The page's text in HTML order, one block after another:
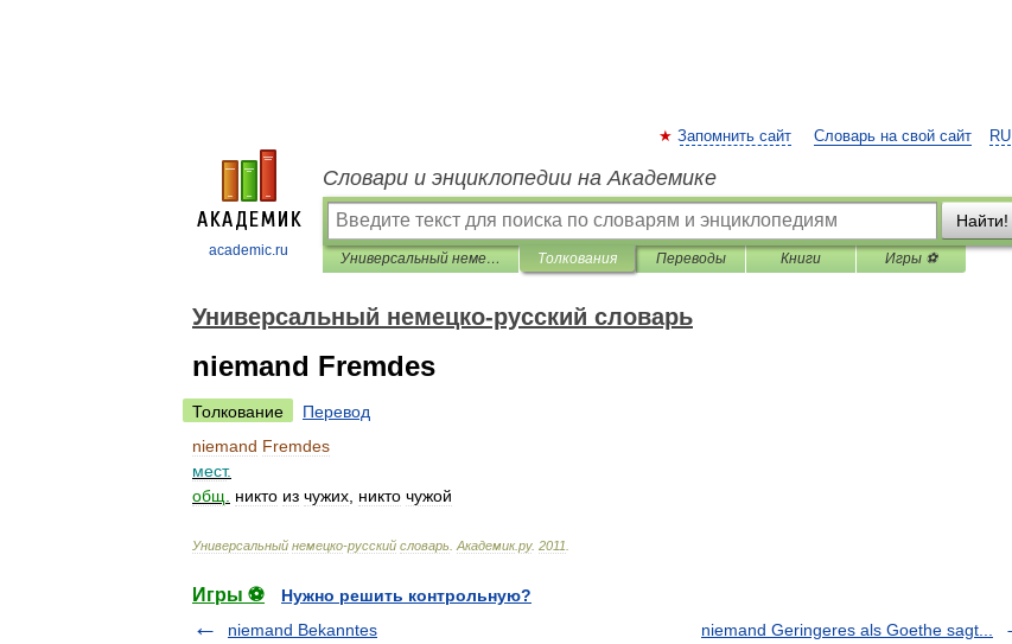
academic.ru
RU
Запомнить сайт Словарь на свой сайт
Словари и энциклопедии на Академике
Найти!
Универсальный немецко-русский словарь Толкования Переводы Книги Игры ⚽
Универсальный немецко-русский словарь
niemand Fremdes
Толкование
Перевод
niemand Fremdes
мест.
общ
никто из чужих никто чужой
Универсальный немецко-русский словарь Академик.ру. 2011
Игры ⚽
Нужно решить контрольную?
niemand Bekanntes
niemand Geringeres als Goethe sagt...